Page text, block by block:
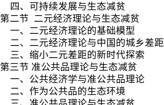
四、可持续发展与生态减贫
第二节 二元经济理论与生态减贫
一、二元经济理论的基础模型
二、二元经济理论与中国的城乡差距
三、缩小二元差距的新时代探索
第三节 准公共品理论与生态减贫
一、公共经济学与准公共品理论
二、作为公共品的生态环境